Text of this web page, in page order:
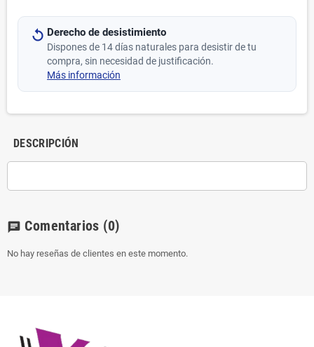
Derecho de desistimiento
Dispones de 14 días naturales para desistir de tu
compra, sin necesidad de justificación.
Más información
DESCRIPCIÓN
chat Comentarios (0)
No hay reseñas de clientes en este momento.